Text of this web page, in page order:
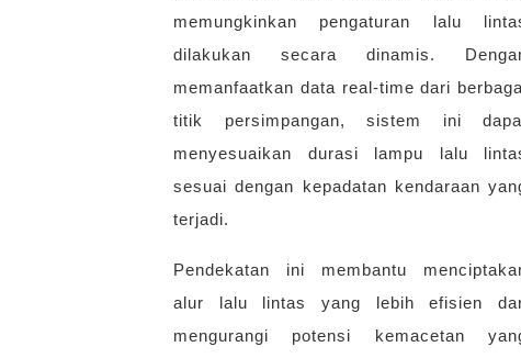
memungkinkan pengaturan lalu
dilakukan secara dinamis.
memanfaatkan data real-time dari
titik persimpangan, sistem ini
menyesuaikan durasi lampu lalu
sesuai dengan kepadatan kendaraan
terjadi.
Pendekatan ini membantu
alur lalu lintas yang lebih efisien
mengurangi potensi kemacetan